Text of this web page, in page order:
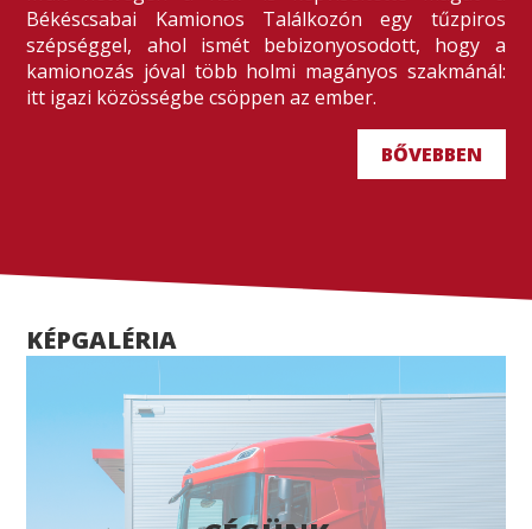
Békéscsabai Kamionos Találkozón egy tűzpiros
szépséggel, ahol ismét bebizonyosodott, hogy a
kamionozás jóval több holmi magányos szakmánál:
itt igazi közösségbe csöppen az ember.
BŐVEBBEN
KÉPGALÉRIA